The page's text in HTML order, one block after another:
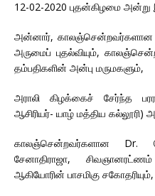
12-02-2020 புதன்கிழமை அன்று
அன்னார், காலஞ்சென்றவர்களான
அருமைப் புதல்வியும்,
தம்பதிகளின் அன்பு மருமகளும்,
அராலி கிழக்கைச் சேர்ந்த
ஆசிரியர்- யாழ் மத்திய
காலஞ்சென்றவர்களான Dr.
சேனாதிராஜா,
ஆகியோரின் பாசமிகு சகோதரியும்,